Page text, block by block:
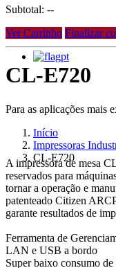
Subtotal: --
Ver Carrinho Finalizar
pt
CL-E720
Para as aplicações mais
Início
Impressoras
CL-E720
A impressora de mesa
reservados para
tornar a operação e
patenteado Citizen
garante resultados de
Ferramenta de
LAN e USB a bordo
Super baixo consumo de